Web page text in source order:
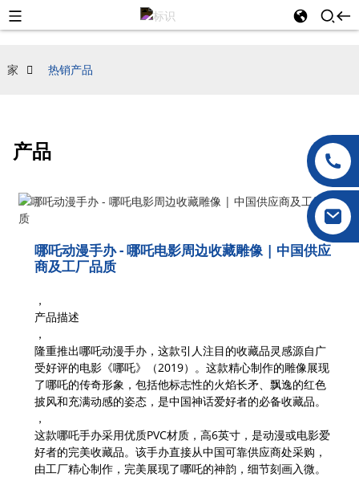
家 热销产品
产品
哪吒动漫手办 - 哪吒电影周边收藏雕像 | 中国供应
商及工厂品质
，
产品描述
，
隆重推出哪吒动漫手办，这款引人注目的收藏品灵感源自广
受好评的电影《哪吒》（2019）。这款精心制作的雕像展现
了哪吒的传奇形象，包括他标志性的火焰长矛、飘逸的红色
披风和充满动感的姿态，是中国神话爱好者的必备收藏品。
，
这款哪吒手办采用优质PVC材质，高6英寸，是动漫或电影爱
好者的完美收藏品。该手办直接从中国可靠供应商处采购，
由工厂精心制作，完美展现了哪吒的神韵，细节刻画入微。